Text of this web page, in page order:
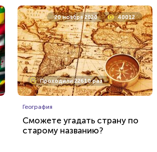
20 ноября 2020 40012
Проходили 22610 раз
География
Сможете угадать страну по
старому названию?